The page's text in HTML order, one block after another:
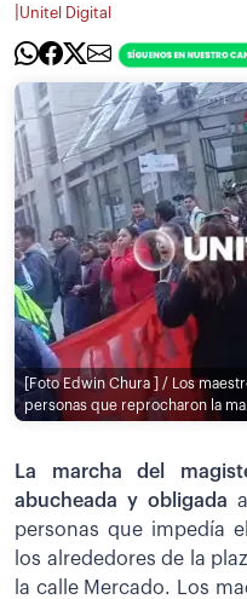
Unitel Digital
[Foto Edwin Chura ] / Los
personas que reprocharon la
La marcha del
abucheada y obligada
personas que impedía
los alrededores de la
la calle Mercado. Los